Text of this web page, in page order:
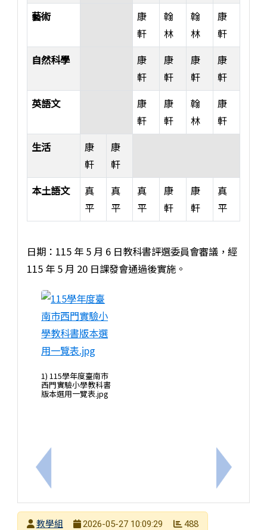
上一筆：轉知台灣玩具圖書館協會與新北市政府社
藝術
康
軒
翰
林
翰
林
康
軒
自然科學
康
軒
康
軒
康
軒
康
軒
英語文
康
軒
康
軒
翰
林
康
軒
生活
康
軒
康
軒
本土語文
真
平
真
平
真
平
康
軒
康
軒
真
平
日期：115 年 5 月 6 日教科書評選委員會審議，經
115 年 5 月 20 日課發會通過後實施。
1) 115學年度臺南市
西門實驗小學教科書
版本選用一覽表.jpg
下一筆：
發布者
教學組 2026-05-27 10:09:29 488